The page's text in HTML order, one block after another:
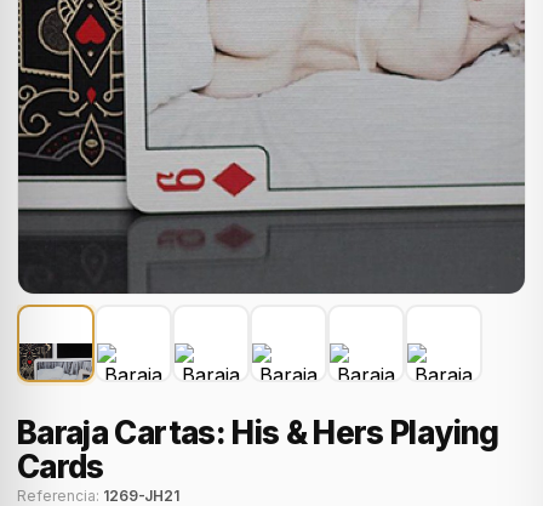
Baraja Cartas: His & Hers Playing
Cards
Referencia: 1269-JH21